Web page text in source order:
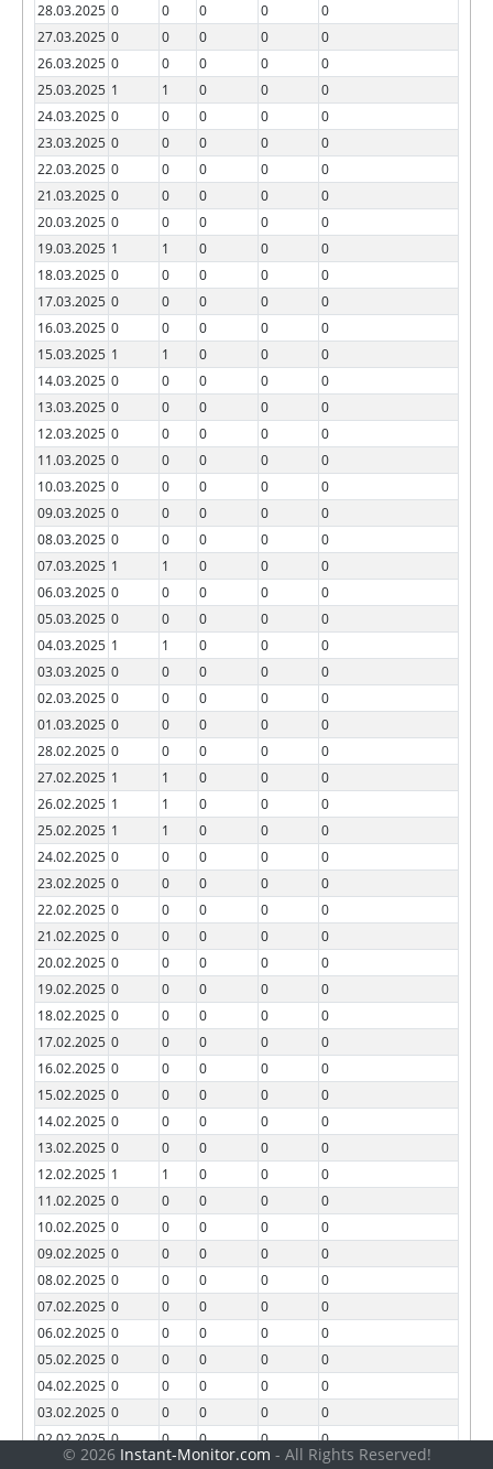
28.03.2025 0 0 0 0
0
27.03.2025 0 0 0 0
0
26.03.2025 0 0 0 0
0
25.03.2025 1 1 0 0
0
24.03.2025 0 0 0 0
0
23.03.2025 0 0 0 0
0
22.03.2025 0 0 0 0
0
21.03.2025 0 0 0 0
0
20.03.2025 0 0 0 0
0
19.03.2025 1 1 0 0
0
18.03.2025 0 0 0 0
0
17.03.2025 0 0 0 0
0
16.03.2025 0 0 0 0
0
15.03.2025 1 1 0 0
0
14.03.2025 0 0 0 0
0
13.03.2025 0 0 0 0
0
12.03.2025 0 0 0 0
0
11.03.2025 0 0 0 0
0
10.03.2025 0 0 0 0
0
09.03.2025 0 0 0 0
0
08.03.2025 0 0 0 0
0
07.03.2025 1 1 0 0
0
06.03.2025 0 0 0 0
0
05.03.2025 0 0 0 0
0
04.03.2025 1 1 0 0
0
03.03.2025 0 0 0 0
0
02.03.2025 0 0 0 0
0
01.03.2025 0 0 0 0
0
28.02.2025 0 0 0 0
0
27.02.2025 1 1 0 0
0
26.02.2025 1 1 0 0
0
25.02.2025 1 1 0 0
0
24.02.2025 0 0 0 0
0
23.02.2025 0 0 0 0
0
22.02.2025 0 0 0 0
0
21.02.2025 0 0 0 0
0
20.02.2025 0 0 0 0
0
19.02.2025 0 0 0 0
0
18.02.2025 0 0 0 0
0
17.02.2025 0 0 0 0
0
16.02.2025 0 0 0 0
0
15.02.2025 0 0 0 0
0
14.02.2025 0 0 0 0
0
13.02.2025 0 0 0 0
0
12.02.2025 1 1 0 0
0
11.02.2025 0 0 0 0
0
10.02.2025 0 0 0 0
0
09.02.2025 0 0 0 0
0
08.02.2025 0 0 0 0
0
07.02.2025 0 0 0 0
0
06.02.2025 0 0 0 0
0
05.02.2025 0 0 0 0
0
04.02.2025 0 0 0 0
0
03.02.2025 0 0 0 0
0
02.02.2025 0 0 0 0
0
01.02.2025 0 0 0 0 0
© 2026 Instant-Monitor.com - All Rights Reserved!